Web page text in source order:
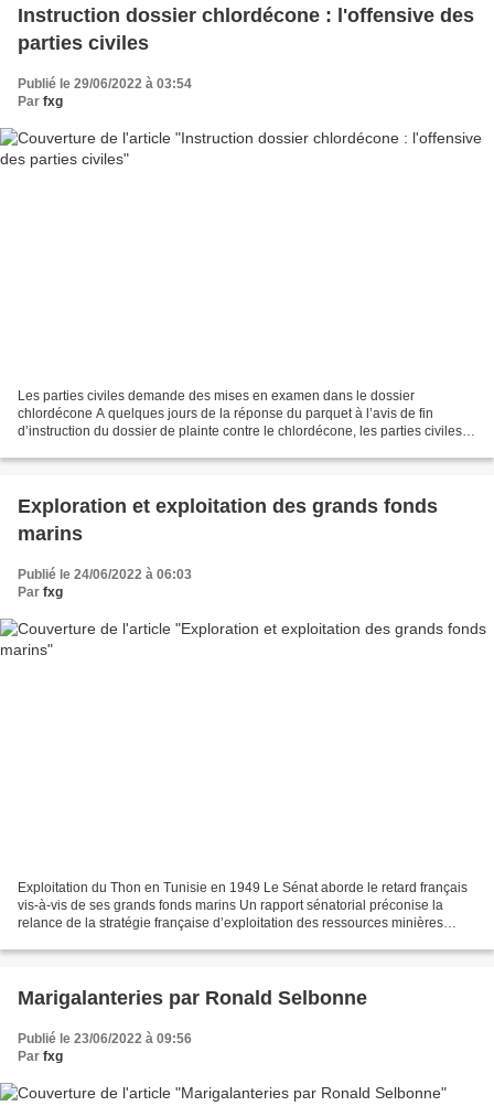
Instruction dossier chlordécone : l'offensive des
parties civiles
Publié le 29/06/2022 à 03:54
Par fxg
Les parties civiles demande des mises en examen dans le dossier
chlordécone A quelques jours de la réponse du parquet à l’avis de fin
d’instruction du dossier de plainte contre le chlordécone, les parties civiles,
Exploration et exploitation des grands fonds
marins
Publié le 24/06/2022 à 06:03
Par fxg
Exploitation du Thon en Tunisie en 1949 Le Sénat aborde le retard français
vis-à-vis de ses grands fonds marins Un rapport sénatorial préconise la
relance de la stratégie française d’exploitation des ressources minières
Marigalanteries par Ronald Selbonne
Publié le 23/06/2022 à 09:56
Par fxg